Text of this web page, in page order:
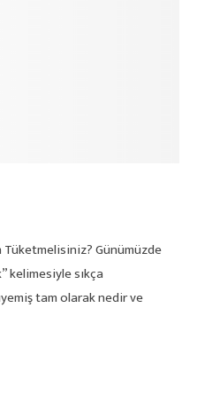
Günümüzde
kelimesiyle sıkça
tam olarak nedir ve